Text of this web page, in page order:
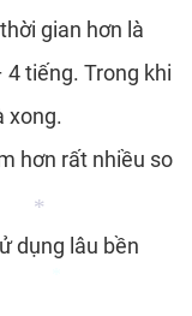
*
gian hơn là
4 tiếng. Trong khi
xong.
hơn rất nhiều so
dụng lâu bền